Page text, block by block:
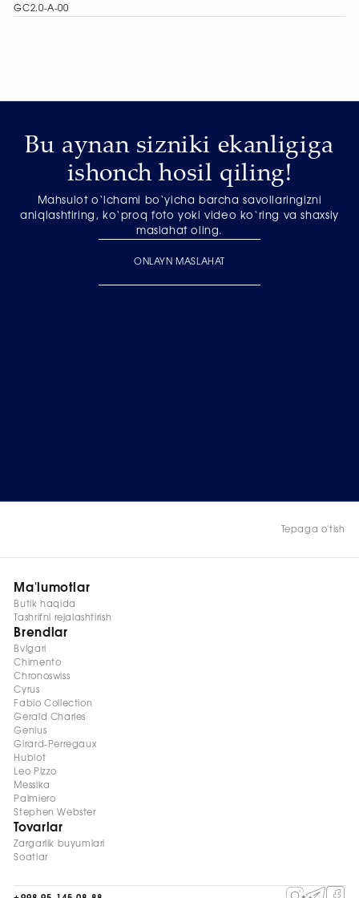
GC2.0-A-00
Bu aynan sizniki ekanligiga
ishonch hosil qiling!
Mahsulot o‘lchami bo‘yicha barcha savollaringizni
aniqlashtiring, ko‘proq foto yoki video ko‘ring va shaxsiy
maslahat oling.
ONLAYN MASLAHAT
Tepaga o'tish
Ma'lumotlar
Butik haqida
Tashrifni rejalashtirish
Brendlar
Bvlgari
Chimento
Chronoswiss
Cyrus
Fabio Collection
Gerald Charles
Genius
Girard-Perregaux
Hublot
Leo Pizzo
Messika
Palmiero
Stephen Webster
Tovarlar
Zargarlik buyumlari
Soatlar